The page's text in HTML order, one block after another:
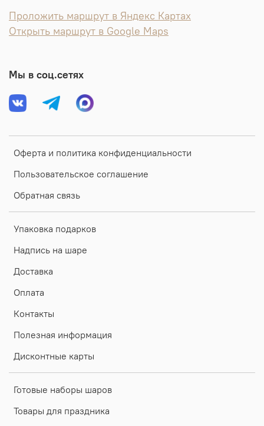
Оферта и политика конфиденциальности
Пользовательское соглашение
Обратная связь
Упаковка подарков
Надпись на шаре
Доставка
Оплата
Контакты
Полезная информация
Дисконтные карты
Готовые наборы шаров
Товары для праздника
Проложить маршрут в Яндекс Картах
Открыть маршрут в Google Maps
Мы в соц.сетях